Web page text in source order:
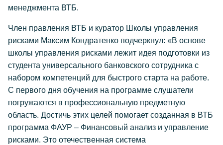
менеджмента ВТБ.
Член правления ВТБ и куратор Школы управления
рисками Максим Кондратенко подчеркнул: «В основе
школы управления рисками лежит идея подготовки из
студента универсального банковского сотрудника с
набором компетенций для быстрого старта на работе.
С первого дня обучения на программе слушатели
погружаются в профессиональную предметную
область. Достичь этих целей помогает созданная в ВТБ
программа ФАУР – Финансовый анализ и управление
рисками. Это отечественная система